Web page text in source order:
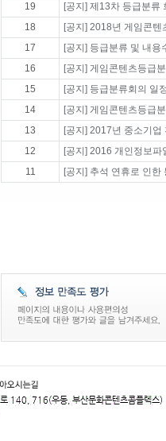
19
[공지] 제13차 등급분류
18
[공지] 2018년 게임콘
17
[공지] 등급분류 및 내
16
[공지] 게임콘텐츠등급
15
[공지] 등급분류회의 일
14
[공지] 게임콘텐츠등급
13
[공지] 2017년 중소기
12
[공지] 2016 개인정보파
11
[공지] 추석 연휴로 인